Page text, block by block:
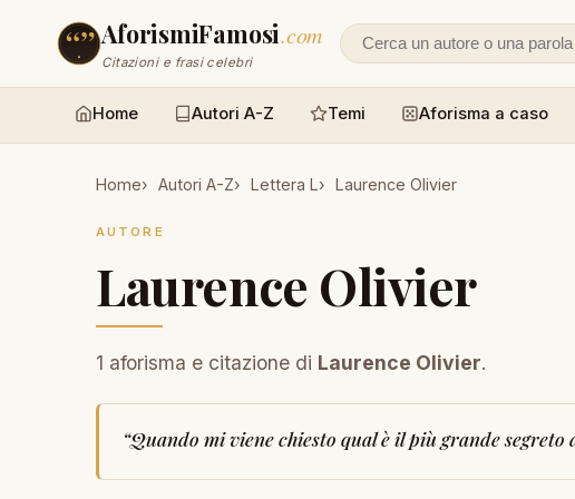
AforismiFamosi.com
Citazioni e frasi celebri Cerca un autore o un
Home Autori A-Z Temi Aforisma a caso
Home Autori A-Z Lettera L Laurence Olivier
AUTORE
Laurence Olivier
1 aforisma e citazione di Laurence Olivier.
“Quando mi viene chiesto qual è il più grande